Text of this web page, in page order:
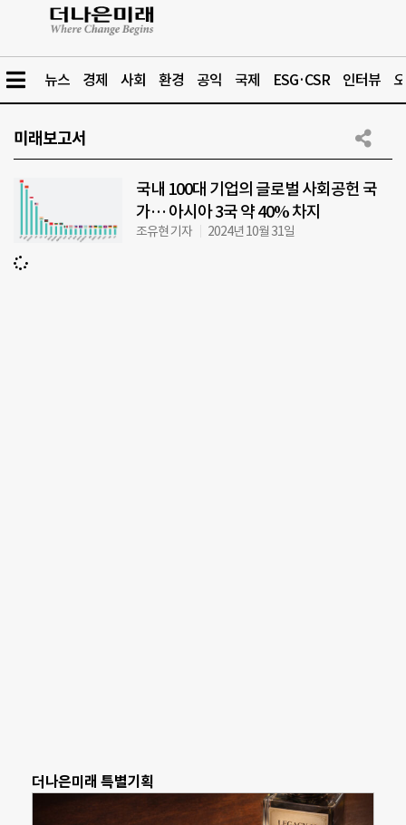
뉴스 경제 사회 환경 공익 국제 ESG·CSR 인터뷰
미래보고서
국내 100대 기업의 글로벌 사회공헌 국
가… 아시아 3국 약 40% 차지
조유현 기자 2024년 10월 31일
더나은미래 특별기획